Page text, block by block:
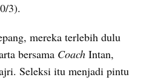
3).
mereka terlebih dulu
bersama Coach
Seleksi itu menjadi pintu